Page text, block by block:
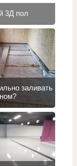
3Д пол
заливать